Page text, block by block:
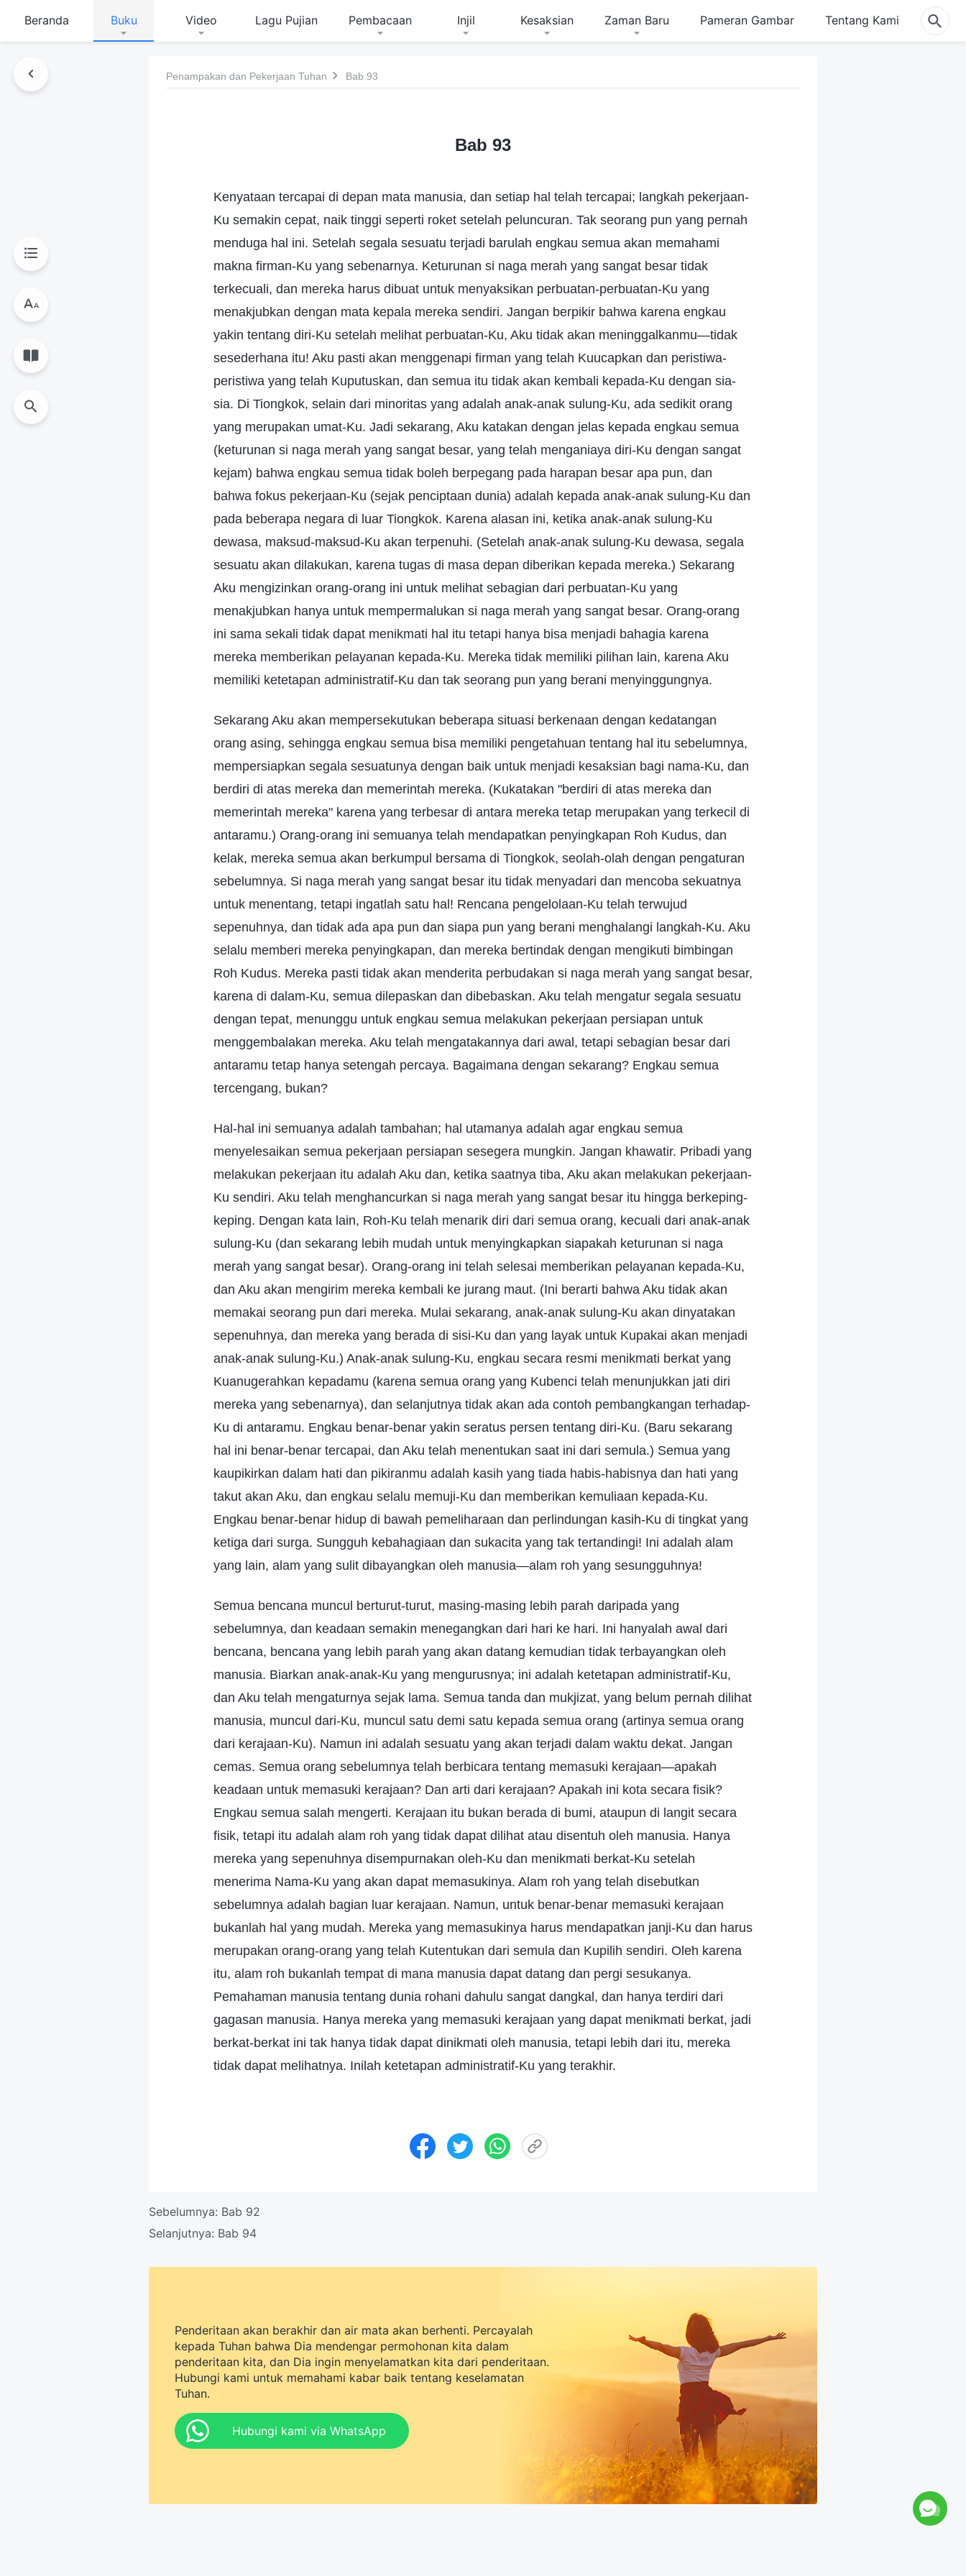
Beranda Buku Video Lagu Pujian Pembacaan Injil Kesaksian Zaman Baru Pameran Gambar Tentang Kami
Penampakan dan Pekerjaan Tuhan Bab 93
Bab 93
Kenyataan tercapai di depan mata manusia, dan setiap hal telah tercapai; langkah pekerjaan-
Ku semakin cepat, naik tinggi seperti roket setelah peluncuran. Tak seorang pun yang pernah
menduga hal ini. Setelah segala sesuatu terjadi barulah engkau semua akan memahami
makna firman-Ku yang sebenarnya. Keturunan si naga merah yang sangat besar tidak
terkecuali, dan mereka harus dibuat untuk menyaksikan perbuatan-perbuatan-Ku yang
menakjubkan dengan mata kepala mereka sendiri. Jangan berpikir bahwa karena engkau
yakin tentang diri-Ku setelah melihat perbuatan-Ku, Aku tidak akan meninggalkanmu—tidak
sesederhana itu! Aku pasti akan menggenapi firman yang telah Kuucapkan dan peristiwa-
peristiwa yang telah Kuputuskan, dan semua itu tidak akan kembali kepada-Ku dengan sia-
sia. Di Tiongkok, selain dari minoritas yang adalah anak-anak sulung-Ku, ada sedikit orang
yang merupakan umat-Ku. Jadi sekarang, Aku katakan dengan jelas kepada engkau semua
(keturunan si naga merah yang sangat besar, yang telah menganiaya diri-Ku dengan sangat
kejam) bahwa engkau semua tidak boleh berpegang pada harapan besar apa pun, dan
bahwa fokus pekerjaan-Ku (sejak penciptaan dunia) adalah kepada anak-anak sulung-Ku dan
pada beberapa negara di luar Tiongkok. Karena alasan ini, ketika anak-anak sulung-Ku
dewasa, maksud-maksud-Ku akan terpenuhi. (Setelah anak-anak sulung-Ku dewasa, segala
sesuatu akan dilakukan, karena tugas di masa depan diberikan kepada mereka.) Sekarang
Aku mengizinkan orang-orang ini untuk melihat sebagian dari perbuatan-Ku yang
menakjubkan hanya untuk mempermalukan si naga merah yang sangat besar. Orang-orang
ini sama sekali tidak dapat menikmati hal itu tetapi hanya bisa menjadi bahagia karena
mereka memberikan pelayanan kepada-Ku. Mereka tidak memiliki pilihan lain, karena Aku
memiliki ketetapan administratif-Ku dan tak seorang pun yang berani menyinggungnya.
Sekarang Aku akan mempersekutukan beberapa situasi berkenaan dengan kedatangan
orang asing, sehingga engkau semua bisa memiliki pengetahuan tentang hal itu sebelumnya,
mempersiapkan segala sesuatunya dengan baik untuk menjadi kesaksian bagi nama-Ku, dan
berdiri di atas mereka dan memerintah mereka. (Kukatakan "berdiri di atas mereka dan
memerintah mereka" karena yang terbesar di antara mereka tetap merupakan yang terkecil di
antaramu.) Orang-orang ini semuanya telah mendapatkan penyingkapan Roh Kudus, dan
kelak, mereka semua akan berkumpul bersama di Tiongkok, seolah-olah dengan pengaturan
sebelumnya. Si naga merah yang sangat besar itu tidak menyadari dan mencoba sekuatnya
untuk menentang, tetapi ingatlah satu hal! Rencana pengelolaan-Ku telah terwujud
sepenuhnya, dan tidak ada apa pun dan siapa pun yang berani menghalangi langkah-Ku. Aku
selalu memberi mereka penyingkapan, dan mereka bertindak dengan mengikuti bimbingan
Roh Kudus. Mereka pasti tidak akan menderita perbudakan si naga merah yang sangat besar,
karena di dalam-Ku, semua dilepaskan dan dibebaskan. Aku telah mengatur segala sesuatu
dengan tepat, menunggu untuk engkau semua melakukan pekerjaan persiapan untuk
menggembalakan mereka. Aku telah mengatakannya dari awal, tetapi sebagian besar dari
antaramu tetap hanya setengah percaya. Bagaimana dengan sekarang? Engkau semua
tercengang, bukan?
Hal-hal ini semuanya adalah tambahan; hal utamanya adalah agar engkau semua
menyelesaikan semua pekerjaan persiapan sesegera mungkin. Jangan khawatir. Pribadi yang
melakukan pekerjaan itu adalah Aku dan, ketika saatnya tiba, Aku akan melakukan pekerjaan-
Ku sendiri. Aku telah menghancurkan si naga merah yang sangat besar itu hingga berkeping-
keping. Dengan kata lain, Roh-Ku telah menarik diri dari semua orang, kecuali dari anak-anak
sulung-Ku (dan sekarang lebih mudah untuk menyingkapkan siapakah keturunan si naga
merah yang sangat besar). Orang-orang ini telah selesai memberikan pelayanan kepada-Ku,
dan Aku akan mengirim mereka kembali ke jurang maut. (Ini berarti bahwa Aku tidak akan
memakai seorang pun dari mereka. Mulai sekarang, anak-anak sulung-Ku akan dinyatakan
sepenuhnya, dan mereka yang berada di sisi-Ku dan yang layak untuk Kupakai akan menjadi
anak-anak sulung-Ku.) Anak-anak sulung-Ku, engkau secara resmi menikmati berkat yang
Kuanugerahkan kepadamu (karena semua orang yang Kubenci telah menunjukkan jati diri
mereka yang sebenarnya), dan selanjutnya tidak akan ada contoh pembangkangan terhadap-
Ku di antaramu. Engkau benar-benar yakin seratus persen tentang diri-Ku. (Baru sekarang
hal ini benar-benar tercapai, dan Aku telah menentukan saat ini dari semula.) Semua yang
kaupikirkan dalam hati dan pikiranmu adalah kasih yang tiada habis-habisnya dan hati yang
takut akan Aku, dan engkau selalu memuji-Ku dan memberikan kemuliaan kepada-Ku.
Engkau benar-benar hidup di bawah pemeliharaan dan perlindungan kasih-Ku di tingkat yang
ketiga dari surga. Sungguh kebahagiaan dan sukacita yang tak tertandingi! Ini adalah alam
yang lain, alam yang sulit dibayangkan oleh manusia—alam roh yang sesungguhnya!
Semua bencana muncul berturut-turut, masing-masing lebih parah daripada yang
sebelumnya, dan keadaan semakin menegangkan dari hari ke hari. Ini hanyalah awal dari
bencana, bencana yang lebih parah yang akan datang kemudian tidak terbayangkan oleh
manusia. Biarkan anak-anak-Ku yang mengurusnya; ini adalah ketetapan administratif-Ku,
dan Aku telah mengaturnya sejak lama. Semua tanda dan mukjizat, yang belum pernah dilihat
manusia, muncul dari-Ku, muncul satu demi satu kepada semua orang (artinya semua orang
dari kerajaan-Ku). Namun ini adalah sesuatu yang akan terjadi dalam waktu dekat. Jangan
cemas. Semua orang sebelumnya telah berbicara tentang memasuki kerajaan—apakah
keadaan untuk memasuki kerajaan? Dan arti dari kerajaan? Apakah ini kota secara fisik?
Engkau semua salah mengerti. Kerajaan itu bukan berada di bumi, ataupun di langit secara
fisik, tetapi itu adalah alam roh yang tidak dapat dilihat atau disentuh oleh manusia. Hanya
mereka yang sepenuhnya disempurnakan oleh-Ku dan menikmati berkat-Ku setelah
menerima Nama-Ku yang akan dapat memasukinya. Alam roh yang telah disebutkan
sebelumnya adalah bagian luar kerajaan. Namun, untuk benar-benar memasuki kerajaan
bukanlah hal yang mudah. Mereka yang memasukinya harus mendapatkan janji-Ku dan harus
merupakan orang-orang yang telah Kutentukan dari semula dan Kupilih sendiri. Oleh karena
itu, alam roh bukanlah tempat di mana manusia dapat datang dan pergi sesukanya.
Pemahaman manusia tentang dunia rohani dahulu sangat dangkal, dan hanya terdiri dari
gagasan manusia. Hanya mereka yang memasuki kerajaan yang dapat menikmati berkat, jadi
berkat-berkat ini tak hanya tidak dapat dinikmati oleh manusia, tetapi lebih dari itu, mereka
tidak dapat melihatnya. Inilah ketetapan administratif-Ku yang terakhir.
Sebelumnya: Bab 92
Selanjutnya: Bab 94
Penderitaan akan berakhir dan air mata akan berhenti. Percayalah
kepada Tuhan bahwa Dia mendengar permohonan kita dalam
penderitaan kita, dan Dia ingin menyelamatkan kita dari penderitaan.
Hubungi kami untuk memahami kabar baik tentang keselamatan
Tuhan.
Hubungi kami via WhatsApp